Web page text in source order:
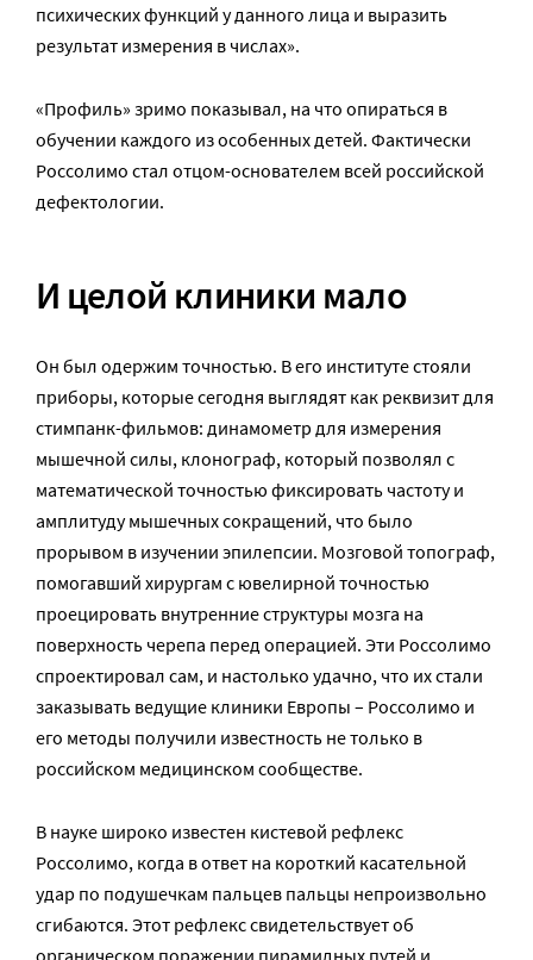
психических функций у данного лица и выразить
результат измерения в числах».
«Профиль» зримо показывал, на что опираться в
обучении каждого из особенных детей. Фактически
Россолимо стал отцом-основателем всей российской
дефектологии.
И целой клиники мало
Он был одержим точностью. В его институте стояли
приборы, которые сегодня выглядят как реквизит для
стимпанк-фильмов: динамометр для измерения
мышечной силы, клонограф, который позволял с
математической точностью фиксировать частоту и
амплитуду мышечных сокращений, что было
прорывом в изучении эпилепсии. Мозговой топограф,
помогавший хирургам с ювелирной точностью
проецировать внутренние структуры мозга на
поверхность черепа перед операцией. Эти Россолимо
спроектировал сам, и настолько удачно, что их стали
заказывать ведущие клиники Европы – Россолимо и
его методы получили известность не только в
российском медицинском сообществе.
В науке широко известен кистевой рефлекс
Россолимо, когда в ответ на короткий касательной
удар по подушечкам пальцев пальцы непроизвольно
сгибаются. Этот рефлекс свидетельствует об
органическом поражении пирамидных путей и